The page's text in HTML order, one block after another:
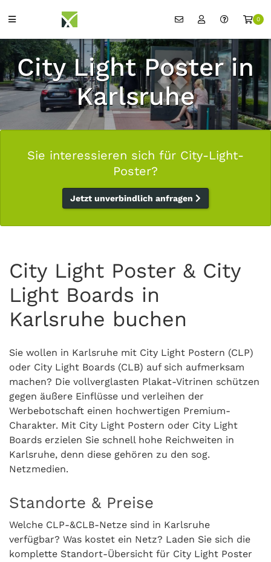
0
City Light Poster in
Karlsruhe
Sie interessieren sich für City-Light-
Poster?
Jetzt unverbindlich anfragen
City Light Poster & City
Light Boards in
Karlsruhe buchen
Sie wollen in Karlsruhe mit City Light Postern (CLP)
oder City Light Boards (CLB) auf sich aufmerksam
machen? Die vollverglasten Plakat-Vitrinen schützen
gegen äußere Einflüsse und verleihen der
Werbebotschaft einen hochwertigen Premium-
Charakter. Mit City Light Postern oder City Light
Boards erzielen Sie schnell hohe Reichweiten in
Karlsruhe, denn diese gehören zu den sog.
Netzmedien.
Standorte & Preise
Welche CLP-&CLB-Netze sind in Karlsruhe
verfügbar? Was kostet ein Netz? Laden Sie sich die
komplette Standort-Übersicht für City Light Poster